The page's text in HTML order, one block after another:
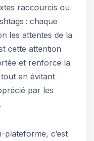
raccourcis ou
: chaque
les attentes de la
cette attention
et renforce la
en évitant
par les
plateforme, c’est